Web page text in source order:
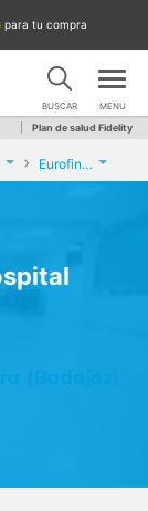
para tu compra
BUSCAR MENU
Plan de salud Fidelity
Eurofins Análisis Clínicos Hospital Parque Vía de la Plata
(Badajoz)